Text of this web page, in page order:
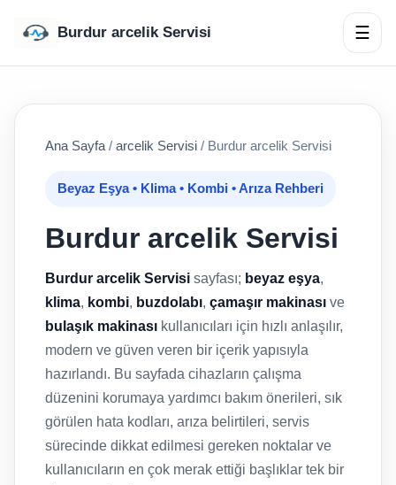
Burdur arcelik Servisi ☰
Ana Sayfa / arcelik Servisi / Burdur arcelik Servisi
Beyaz Eşya • Klima • Kombi • Arıza Rehberi
Burdur arcelik Servisi
Burdur arcelik Servisi sayfası; beyaz eşya,
klima, kombi, buzdolabı, çamaşır makinası ve
bulaşık makinası kullanıcıları için hızlı anlaşılır,
modern ve güven veren bir içerik yapısıyla
hazırlandı. Bu sayfada cihazların çalışma
düzenini korumaya yardımcı bakım önerileri, sık
görülen hata kodları, arıza belirtileri, servis
sürecinde dikkat edilmesi gereken noktalar ve
kullanıcıların en çok merak ettiği başlıklar tek bir